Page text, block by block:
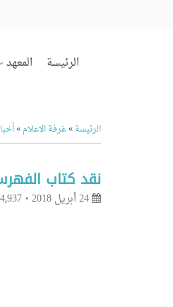
الرئيسة المعهد
الرئيسة»غرفة الاعلام»
نقد كتاب
4٬937 قراءة